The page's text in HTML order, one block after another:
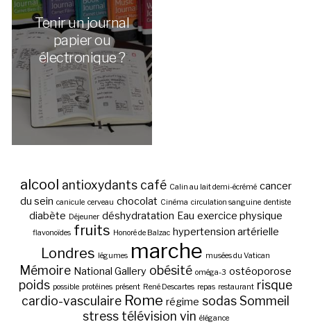
Tenir un journal
papier ou
électronique ?
alcool antioxydants café Calin au lait demi-écrémé cancer
du sein canicule cerveau chocolat Cinéma circulation sanguine dentiste
diabète Déjeuner déshydratation Eau exercice physique
flavonoïdes fruits Honoré de Balzac hypertension artérielle
Londres légumes marche musées du Vatican
Mémoire National Gallery obésité oméga-3 ostéoporose
poids possible protéines présent René Descartes repas restaurant risque
cardio-vasculaire Rome régime sodasSommeil
stress télévision vin élégance